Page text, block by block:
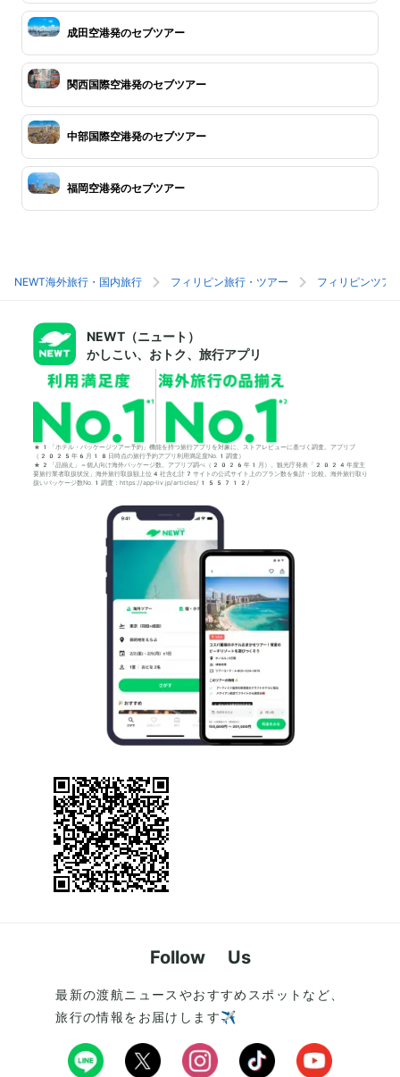
成田空港発のセブツアー
関西国際空港発のセブツアー
中部国際空港発のセブツアー
福岡空港発のセブツアー
NEWT海外旅行・国内旅行 フィリピン旅行・ツアー フィリピンツア
NEWT（ニュート）
かしこい、おトク、旅行アプリ
*1「ホテル・パッケージツアー予約」機能を持つ旅行アプリを対象に、ストアレビューに基づく調査。アプリブ
（2025年6月18日時点の旅行予約アプリ利用満足度No.1調査）
*2「品揃え」＝個人向け海外パッケージ数。アプリブ調べ（2026年1月）。観光庁発表「2024年度主
要旅行業者取扱状況」海外旅行取扱額上位4社含む計7サイトの公式サイト上のプラン数を集計・比較。海外旅行取り
扱いパッケージ数No.1調査：https://app-liv.jp/articles/155712/
Follow Us
最新の渡航ニュースやおすすめスポットなど、
旅行の情報をお届けします✈️